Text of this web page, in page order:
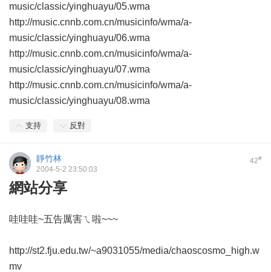
music/classic/yinghuayu/05.wma
http://music.cnnb.com.cn/musicinfo/wma/a-
music/classic/yinghuayu/06.wma
http://music.cnnb.com.cn/musicinfo/wma/a-
music/classic/yinghuayu/07.wma
http://music.cnnb.com.cn/musicinfo/wma/a-
music/classic/yinghuayu/08.wma
支持 反對
42#
靜竹林
2004-5-2 23:50:03
網站分享
哇哇哇~五告厲害ㄟ啦~~~
http://st2.fju.edu.tw/~a9031055/media/chaoscosmo_high.w
mv